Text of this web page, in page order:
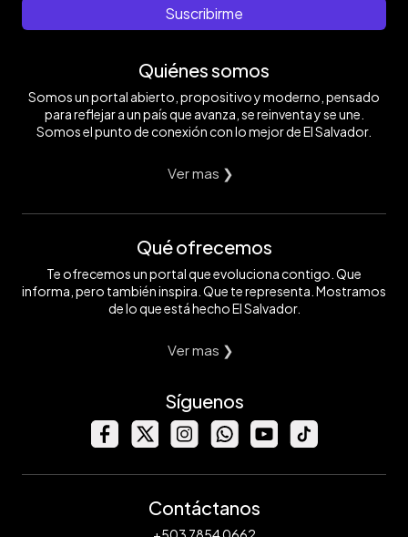
Suscribirme
Quiénes somos
Somos un portal abierto, propositivo y moderno, pensado
para reflejar a un país que avanza, se reinventa y se une.
Somos el punto de conexión con lo mejor de El Salvador.
Ver mas ❯
Qué ofrecemos
Te ofrecemos un portal que evoluciona contigo. Que
informa, pero también inspira. Que te representa. Mostramos
de lo que está hecho El Salvador.
Ver mas ❯
Síguenos
Contáctanos